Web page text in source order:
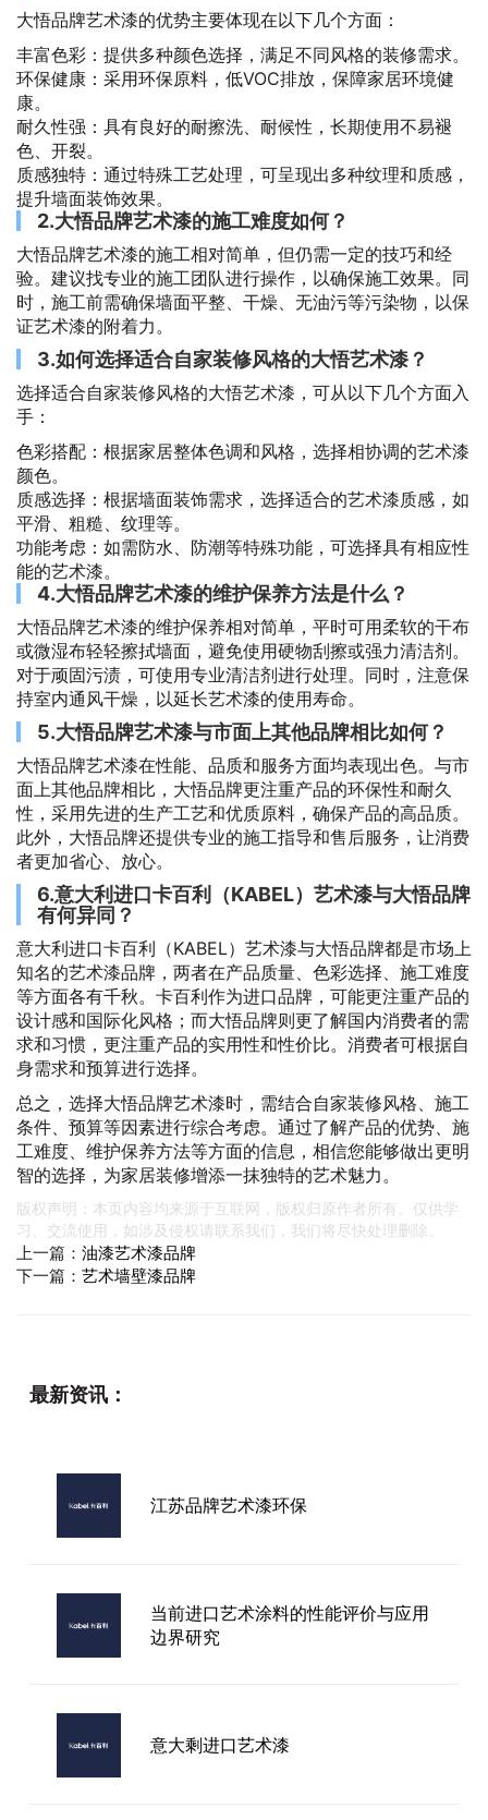
大悟品牌艺术漆的优势主要体现在以下几个方面：
丰富色彩：提供多种颜色选择，满足不同风格的装修需求。
环保健康：采用环保原料，低VOC排放，保障家居环境健
康。
耐久性强：具有良好的耐擦洗、耐候性，长期使用不易褪
色、开裂。
质感独特：通过特殊工艺处理，可呈现出多种纹理和质感，
提升墙面装饰效果。
2.大悟品牌艺术漆的施工难度如何？
大悟品牌艺术漆的施工相对简单，但仍需一定的技巧和经
验。建议找专业的施工团队进行操作，以确保施工效果。同
时，施工前需确保墙面平整、干燥、无油污等污染物，以保
证艺术漆的附着力。
3.如何选择适合自家装修风格的大悟艺术漆？
选择适合自家装修风格的大悟艺术漆，可从以下几个方面入
手：
色彩搭配：根据家居整体色调和风格，选择相协调的艺术漆
颜色。
质感选择：根据墙面装饰需求，选择适合的艺术漆质感，如
平滑、粗糙、纹理等。
功能考虑：如需防水、防潮等特殊功能，可选择具有相应性
能的艺术漆。
4.大悟品牌艺术漆的维护保养方法是什么？
大悟品牌艺术漆的维护保养相对简单，平时可用柔软的干布
或微湿布轻轻擦拭墙面，避免使用硬物刮擦或强力清洁剂。
对于顽固污渍，可使用专业清洁剂进行处理。同时，注意保
持室内通风干燥，以延长艺术漆的使用寿命。
5.大悟品牌艺术漆与市面上其他品牌相比如何？
大悟品牌艺术漆在性能、品质和服务方面均表现出色。与市
面上其他品牌相比，大悟品牌更注重产品的环保性和耐久
性，采用先进的生产工艺和优质原料，确保产品的高品质。
此外，大悟品牌还提供专业的施工指导和售后服务，让消费
者更加省心、放心。
6.意大利进口卡百利（KABEL）艺术漆与大悟品牌
有何异同？
意大利进口卡百利（KABEL）艺术漆与大悟品牌都是市场上
知名的艺术漆品牌，两者在产品质量、色彩选择、施工难度
等方面各有千秋。卡百利作为进口品牌，可能更注重产品的
设计感和国际化风格；而大悟品牌则更了解国内消费者的需
求和习惯，更注重产品的实用性和性价比。消费者可根据自
身需求和预算进行选择。
总之，选择大悟品牌艺术漆时，需结合自家装修风格、施工
条件、预算等因素进行综合考虑。通过了解产品的优势、施
工难度、维护保养方法等方面的信息，相信您能够做出更明
智的选择，为家居装修增添一抹独特的艺术魅力。
版权声明：本页内容均来源于互联网，版权归原作者所有。仅供学
习、交流使用，如涉及侵权请联系我们，我们将尽快处理删除。
上一篇： 油漆艺术漆品牌
下一篇： 艺术墙壁漆品牌
最新资讯：
江苏品牌艺术漆环保
当前进口艺术涂料的性能评价与应用
边界研究
意大剩进口艺术漆